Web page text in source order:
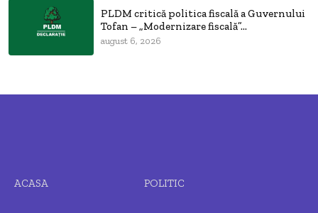
PLDM critică politica fiscală a Guvernului
Tofan – „Modernizare fiscală”...
august 6, 2026
ACASA POLITIC